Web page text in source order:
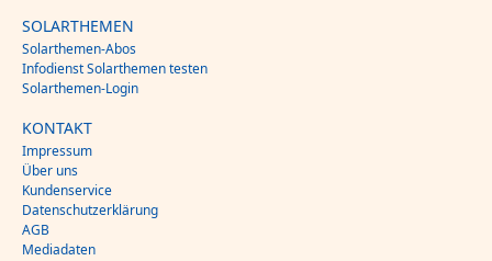
SOLARTHEMEN
Solarthemen-Abos
Infodienst Solarthemen testen
Solarthemen-Login
KONTAKT
Impressum
Über uns
Kundenservice
Datenschutzerklärung
AGB
Mediadaten